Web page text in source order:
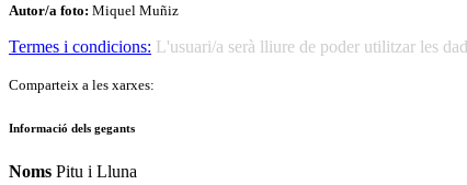
Autor/a foto: Miquel Muñiz
Termes i condicions: L'usuari/a serà lliure de poder utilitzar les
Comparteix a les xarxes:
Informació dels gegants
Noms Pitu i Lluna